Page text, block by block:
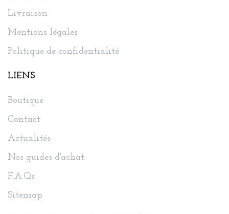
Livraison
Mentions légales
Politique de confidentialité
LIENS
Boutique
Contact
Actualités
Nos guides d'achat
F.A.Qs
Sitemap